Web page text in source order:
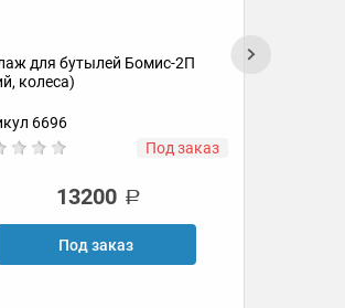
для бутылей Бомис-2П
колеса)
6696
Под заказ
13200
Под заказ